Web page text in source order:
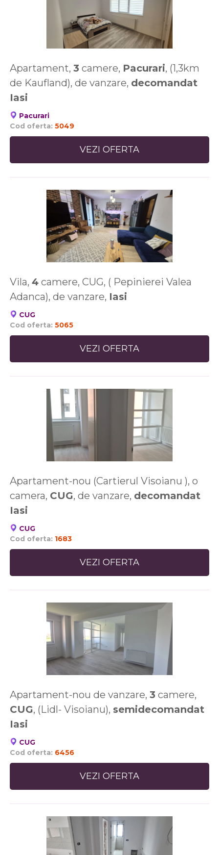
Apartament, 3 camere, Pacurari, (1,3km
de Kaufland), de vanzare, decomandat
Iasi
Pacurari
Cod oferta: 5049
VEZI OFERTA
Vila, 4 camere, CUG, ( Pepinierei Valea
Adanca), de vanzare, Iasi
CUG
Cod oferta: 5065
VEZI OFERTA
Apartament-nou (Cartierul Visoianu ), o
camera, CUG, de vanzare, decomandat
Iasi
CUG
Cod oferta: 1683
VEZI OFERTA
Apartament-nou de vanzare, 3 camere,
CUG, (Lidl- Visoianu), semidecomandat
Iasi
CUG
Cod oferta: 6456
VEZI OFERTA